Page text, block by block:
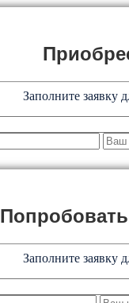
Заполните заявку
Заполните заявку